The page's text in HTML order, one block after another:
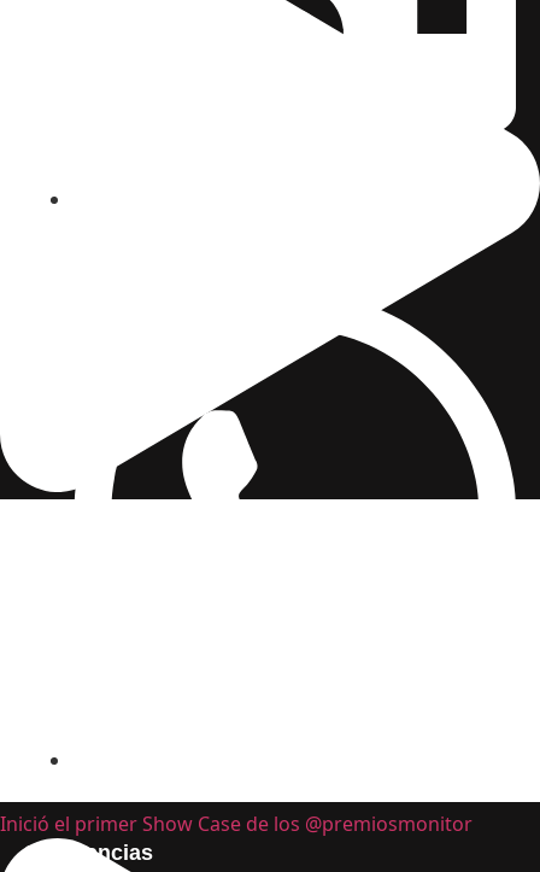
Inició el primer Show Case de los @premiosmonitor
Sugerencias